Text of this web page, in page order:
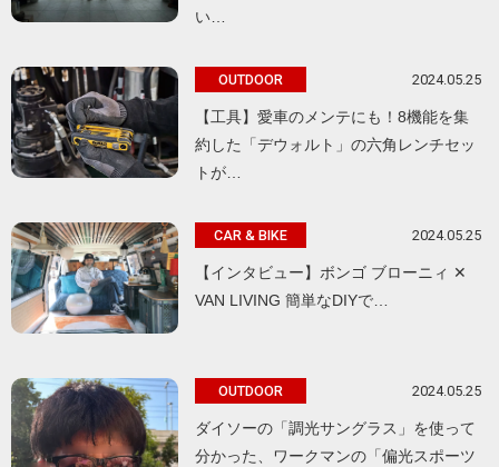
い…
OUTDOOR 2024.05.25
【工具】愛車のメンテにも！8機能を集
約した「デウォルト」の六角レンチセッ
トが…
CAR & BIKE 2024.05.25
【インタビュー】ボンゴ ブローニィ ✕
VAN LIVING 簡単なDIYで…
OUTDOOR 2024.05.25
ダイソーの「調光サングラス」を使って
分かった、ワークマンの「偏光スポーツ